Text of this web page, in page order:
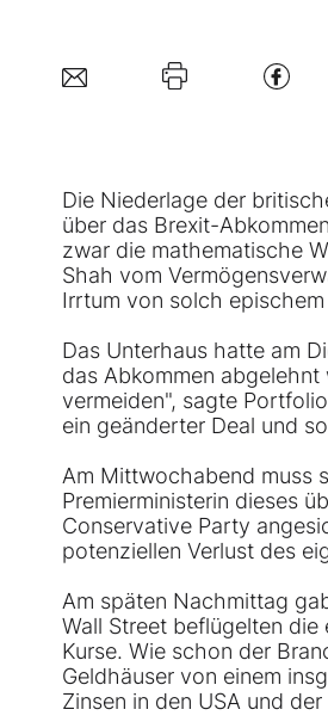
Die Niederlage der
über das Brexit-
zwar die mathematische
Shah vom
Irrtum von solch
Das Unterhaus hatte am
das Abkommen
vermeiden", sagte
ein geänderter Deal und
Am Mittwochabend muss
Premierministerin dieses
Conservative Party
potenziellen Verlust des
Am späten Nachmittag
Wall Street beflügelten
Kurse. Wie schon der
Geldhäuser von einem
Zinsen in den USA und